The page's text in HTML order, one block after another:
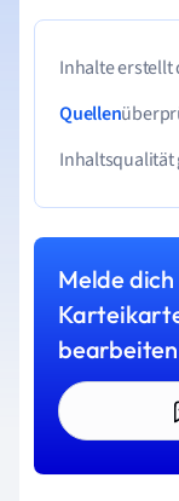
Inhalte erstellt
Quellen
Melde